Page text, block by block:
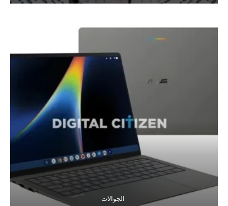
الجوالات